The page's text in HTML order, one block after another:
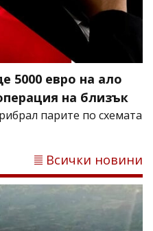
5000 евро на ало
на близък
парите по схемата
Всички новини